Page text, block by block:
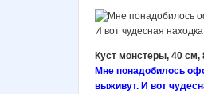
Куст монстеры, 40 см,
Мне понадобилось
выживут. И вот